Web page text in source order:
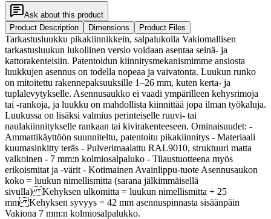
Ask about this product
Product Description
Dimensions Product Files
Tarkastusluukku pikakiinnikkein, salpalukolla Vakiomallisen
tarkastusluukun lukollinen versio voidaan asentaa seinä- ja
kattorakenteisiin. Patentoidun kiinnitysmekanismimme ansiosta
luukkujen asennus on todella nopeaa ja vaivatonta. Luukun runko
on mitoitettu rakennepaksuuksille 1–26 mm, kuten kerta- ja
tuplalevytykselle. Asennusaukko ei vaadi ympärilleen kehysrimoja
tai -rankoja, ja luukku on mahdollista kiinnittää jopa ilman työkaluja.
Luukussa on lisäksi valmius perinteiselle ruuvi- tai
naulakiinnitykselle rankaan tai kivirakenteeseen. Ominaisuudet: -
Ammattikäyttöön suunniteltu, patentoitu pikakiinnitys - Materiaali
kuumasinkitty teräs - Pulverimaalattu RAL9010, struktuuri matta
valkoinen - 7 mm:n kolmiosalpaluko - Tilaustuotteena myös
erikoismitat ja -värit - Kotimainen Avainlippu-tuote Asennusaukon
koko = luukun nimellismitta (sarana jälkimmäisellä
sivulla) Kehyksen ulkomitta = luukun nimellismitta + 25
mm Kehyksen syvyys = 42 mm asennuspinnasta sisäänpäin
Vakiona 7 mm:n kolmiosalpalukko.